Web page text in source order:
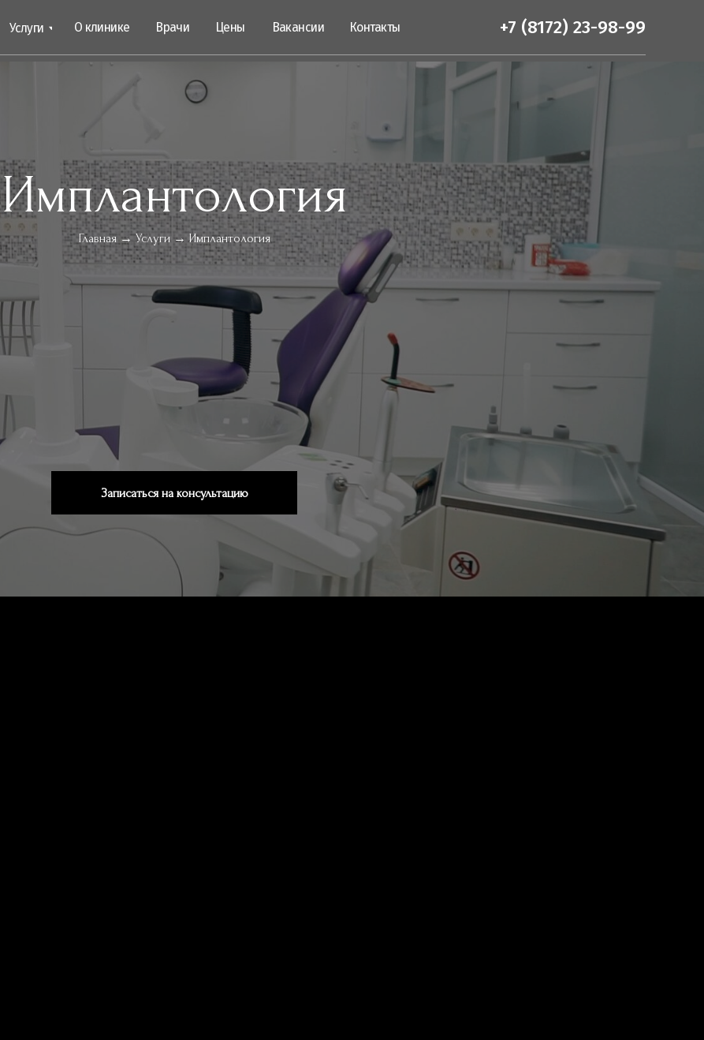
Контакты
Врачи Вакансии
Цены +7 (8172) 23-98-99
О клинике
Имплантология
Главная → Услуги → Имплантология
Записаться на консультацию